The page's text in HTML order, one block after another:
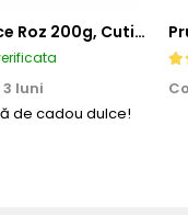
Set 10 Mărțișor Dulce Roz 200g, Cutie Cadou cu Bomboane de Ciocolată
luni
de cadou dulce!